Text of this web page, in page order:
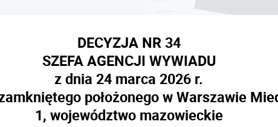
DECYZJA NR 34
SZEFA AGENCJI WYWIADU
z dnia 24 marca 2026 r.
położonego w Warszawie
1, województwo mazowieckie